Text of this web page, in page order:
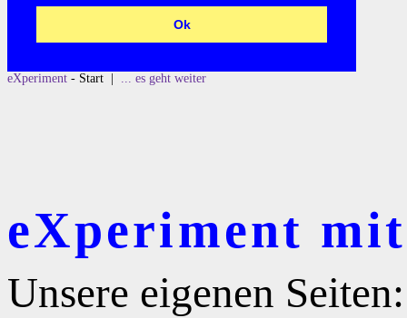
Ok
eXperiment - Start | ... es geht weiter
eXperiment
Unsere eigenen Seiten: